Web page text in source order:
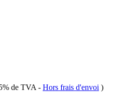
de TVA - Hors frais d'envoi )